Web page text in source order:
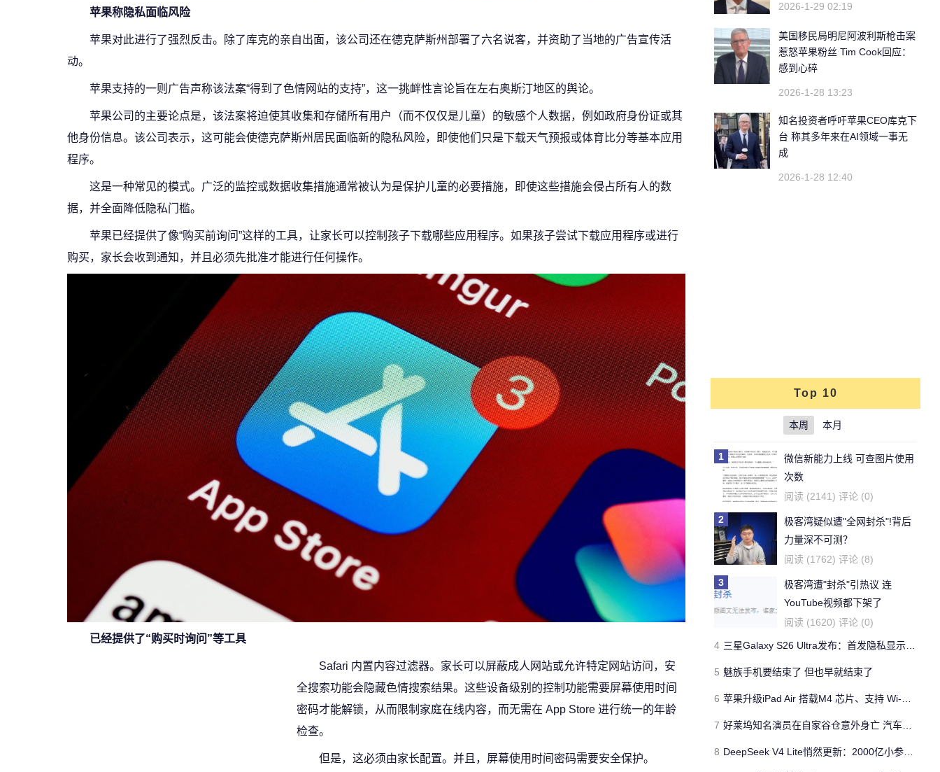
苹果称隐私面临风险
苹果对此进行了强烈反击。除了库克的亲自出面，该公司还在德克萨斯州部署了六名说客，并资助了当地的广告宣传活
动。
苹果支持的一则广告声称该法案“得到了色情网站的支持”，这一挑衅性言论旨在左右奥斯汀地区的舆论。
苹果公司的主要论点是，该法案将迫使其收集和存储所有用户（而不仅仅是儿童）的敏感个人数据，例如政府身份证或其
他身份信息。该公司表示，这可能会使德克萨斯州居民面临新的隐私风险，即使他们只是下载天气预报或体育比分等基本应用
程序。
这是一种常见的模式。广泛的监控或数据收集措施通常被认为是保护儿童的必要措施，即使这些措施会侵占所有人的数
据，并全面降低隐私门槛。
苹果已经提供了像“购买前询问”这样的工具，让家长可以控制孩子下载哪些应用程序。如果孩子尝试下载应用程序或进行
购买，家长会收到通知，并且必须先批准才能进行任何操作。
已经提供了“购买时询问”等工具
Safari 内置内容过滤器。家长可以屏蔽成人网站或允许特定网站访问，安
全搜索功能会隐藏色情搜索结果。这些设备级别的控制功能需要屏幕使用时间
密码才能解锁，从而限制家庭在线内容，而无需在 App Store 进行统一的年龄
检查。
但是，这必须由家长配置。并且，屏幕使用时间密码需要安全保护。
2026-1-29 02:19
美国移民局明尼阿波利斯枪击案
惹怒苹果粉丝 Tim Cook回应：
感到心碎
2026-1-28 13:23
知名投资者呼吁苹果CEO库克下
台 称其多年来在AI领域一事无
成
2026-1-28 12:40
Top 10
本周 本月
1
微信新能力上线 可查图片使用
次数
阅读 (2141) 评论 (0)
2
极客湾疑似遭"全网封杀"!背后
力量深不可测？
阅读 (1762) 评论 (8)
3
极客湾遭"封杀"引热议 连
YouTube视频都下架了
阅读 (1620) 评论 (0)
4 三星Galaxy S26 Ultra发布：首发隐私显示屏、骁龙 8 Elite Gen 5与60W闪充
5 魅族手机要结束了 但也早就结束了
6 苹果升级iPad Air 搭载M4 芯片、支持 Wi‑Fi 7 售价不变
7 好莱坞知名演员在自家谷仓意外身亡 汽车搭电时突然自燃
8 DeepSeek V4 Lite悄然更新：2000亿小参数性能逼近美国顶流